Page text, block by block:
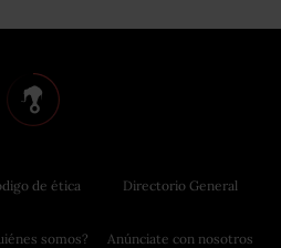
de ética
somos?
Directorio General
Anúnciate con nosotros